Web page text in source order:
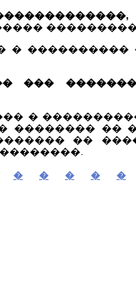
� ����������
��� �������
�
�������� ��
��
� � � � �